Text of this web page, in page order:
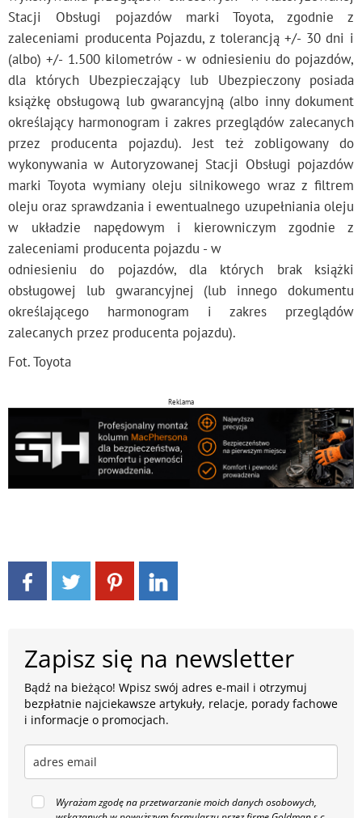
Stacji Obsługi pojazdów marki Toyota, zgodnie z
zaleceniami producenta Pojazdu, z tolerancją +/- 30 dni i
(albo) +/- 1.500 kilometrów - w odniesieniu do pojazdów,
dla których Ubezpieczający lub Ubezpieczony posiada
książkę obsługową lub gwarancyjną (albo inny dokument
określający harmonogram i zakres przeglądów zalecanych
przez producenta pojazdu). Jest też zobligowany do
wykonywania w Autoryzowanej Stacji Obsługi pojazdów
marki Toyota wymiany oleju silnikowego wraz z filtrem
oleju oraz sprawdzania i ewentualnego uzupełniania oleju
w układzie napędowym i kierowniczym zgodnie z
zaleceniami producenta pojazdu - w
odniesieniu do pojazdów, dla których brak książki
obsługowej lub gwarancyjnej (lub innego dokumentu
określającego harmonogram i zakres przeglądów
zalecanych przez producenta pojazdu).
Fot. Toyota
Reklama
Zapisz się na newsletter
Bądź na bieżąco! Wpisz swój adres e-mail i otrzymuj
bezpłatnie najciekawsze artykuły, relacje, porady fachowe
i informacje o promocjach.
Wyrażam zgodę na przetwarzanie moich danych osobowych,